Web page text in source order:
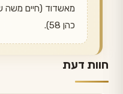
כהן 58).
חוות דעת